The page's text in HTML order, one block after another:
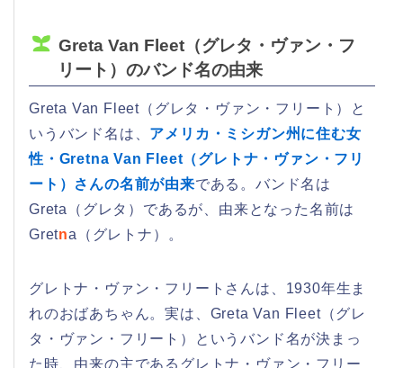
Greta Van Fleet（グレタ・ヴァン・フ
リート）のバンド名の由来
Greta Van Fleet（グレタ・ヴァン・フリート）と
いうバンド名は、 アメリカ・ミシガン州に住む女
性・Gretna Van Fleet（グレトナ・ヴァン・フリ
ート）さんの名前が由来である。バンド名は
Greta（グレタ）であるが、由来となった名前は
Gretna（グレトナ）。
グレトナ・ヴァン・フリートさんは、1930年生ま
れのおばあちゃん。実は、Greta Van Fleet（グレ
タ・ヴァン・フリート）というバンド名が決まっ
た時、由来の主であるグレトナ・ヴァン・フリー